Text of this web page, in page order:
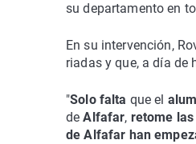
su departamento en
En su intervención,
riadas y que, a día de
"Solo falta que el
deAlfafar, retome
de Alfafar han